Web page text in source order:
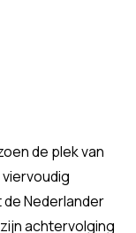
de plek van
Nederlander
achtervolging